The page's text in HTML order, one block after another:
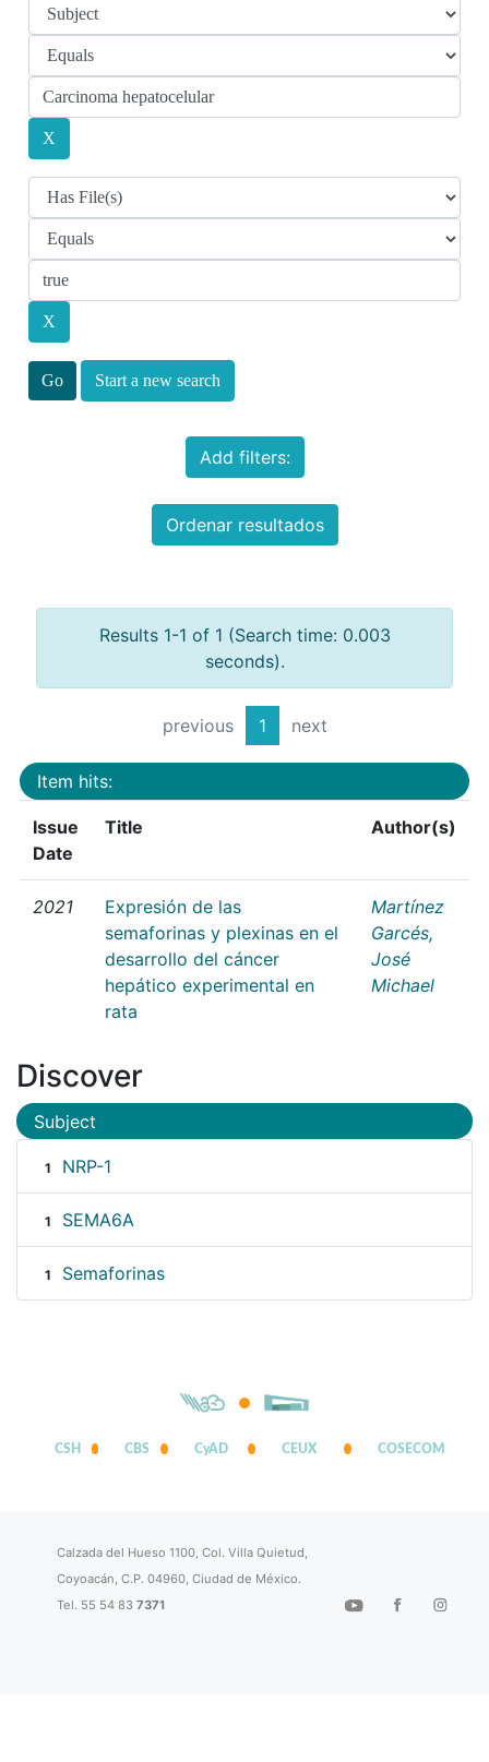
Start a new search
Add filters:
Ordenar resultados
Results 1-1 of 1 (Search time: 0.003
seconds).
previous 1 next
Item hits:
Issue
Date
Title Author(s)
2021
Expresión de las
semaforinas y plexinas en el
desarrollo del cáncer
hepático experimental en
rata
Martínez
Garcés,
José
Michael
Discover
Subject
1 NRP-1
1 SEMA6A
1 Semaforinas
CSH CBS CyAD CEUX COSECOM
Calzada del Hueso 1100, Col. Villa Quietud,
Coyoacán, C.P. 04960, Ciudad de México.
Tel. 55 54 837371